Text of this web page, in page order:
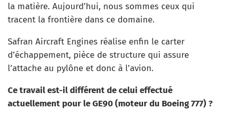
la matière. Aujourd’hui, nous sommes ceux qui
tracent la frontière dans ce domaine.
Safran Aircraft Engines réalise enfin le carter
d’échappement, pièce de structure qui assure
l’attache au pylône et donc à l’avion.
Ce travail est-il différent de celui effectué
actuellement pour le GE90 (moteur du Boeing 777) ?